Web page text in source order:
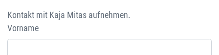
Kontakt mit Kaja Mitas aufnehmen.
Vorname